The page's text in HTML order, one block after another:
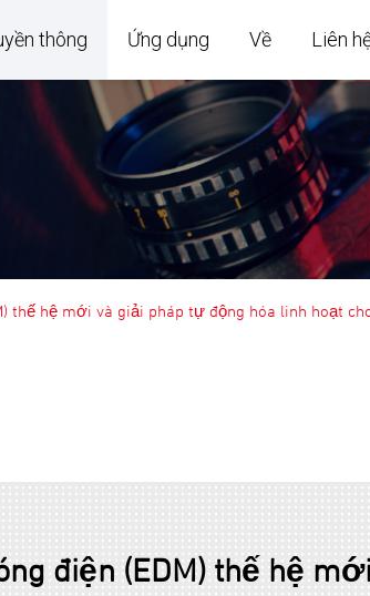
thông Ứng dụng Về Liên
thế hệ mới và giải pháp tự động hóa linh hoạt
điện (EDM) thế hệ